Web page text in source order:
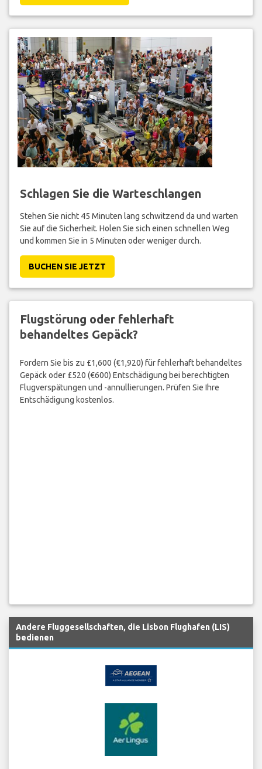
Schlagen Sie die Warteschlangen
Stehen Sie nicht 45 Minuten lang schwitzend da und warten
Sie auf die Sicherheit. Holen Sie sich einen schnellen Weg
und kommen Sie in 5 Minuten oder weniger durch.
BUCHEN SIE JETZT
Flugstörung oder fehlerhaft
behandeltes Gepäck?
Fordern Sie bis zu £1,600 (€1,920) für fehlerhaft behandeltes
Gepäck oder £520 (€600) Entschädigung bei berechtigten
Flugverspätungen und -annullierungen. Prüfen Sie Ihre
Entschädigung kostenlos.
Andere Fluggesellschaften, die Lisbon Flughafen (LIS)
bedienen